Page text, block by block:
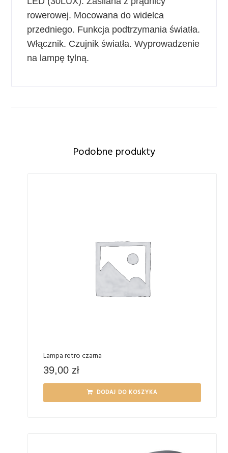
rowerowej. Mocowana do widelca
przedniego. Funkcja podtrzymania światła.
Włącznik. Czujnik światła. Wyprowadzenie
na lampę tylną.
Podobne produkty
Lampa retro czarna
39,00 zł
DODAJ DO KOSZYKA